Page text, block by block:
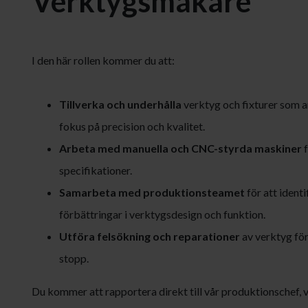
I den här rollen kommer du att:
Tillverka och underhålla verktyg och fixturer som
fokus på precision och kvalitet.​
Arbeta med manuella och CNC-styrda maskiner
specifikationer.​
Samarbeta med produktions­teamet för att
förbättringar i verktygs­design och funktion.​
Utföra felsökning och reparationer av verktyg
stopp.
Du kommer att rapportera direkt till vår produktionschef,